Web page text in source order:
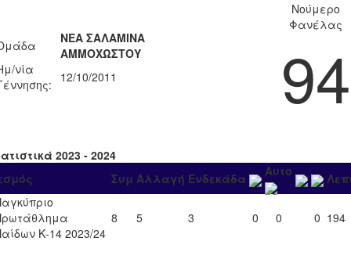
ΝΕΑ ΣΑΛΑΜΙΝΑ
ΑΜΜΟΧΩΣΤΟΥ
νία
12/10/2011
Νούμερο
Φανέλας
94
2023 - 2024
Συμ Αλλαγή Ενδεκάδα Αυτο
Κ-14 2023/24
8 5 3 0 0 0 194